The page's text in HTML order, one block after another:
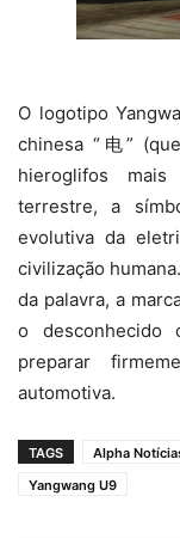
O logotipo
chinesa “电”
hieroglifos
terrestre, a
evolutiva da
civilização
da palavra, a
o desconhecido
preparar
automotiva.
TAGS Alpha
Yangwang U9